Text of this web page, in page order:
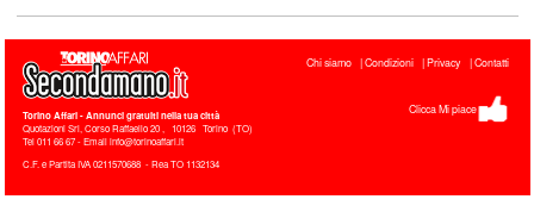
Torino Affari- Annunci gratuiti nella tua città
Quotazioni Srl, Corso Raffaello 20, 10126 Torino (TO)
Tel011 66 67 - Email info@torinoaffari.it
C.F. e Partita IVA 0211570688 - Rea TO 1132134
Chi siamo Condizioni Privacy Contatti
Clicca Mi piace